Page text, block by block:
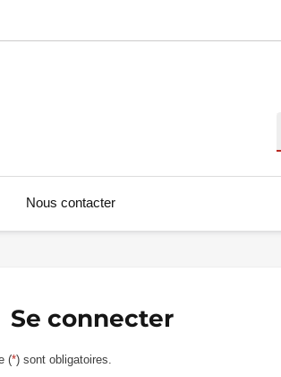
Nous contacter
Se connecter
(*) sont obligatoires.